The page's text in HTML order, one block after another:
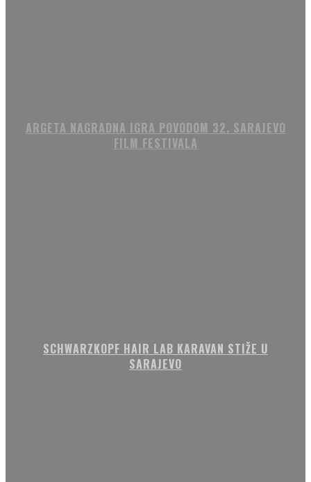
ARGETA NAGRADNA IGRA POVODOM 32. SARAJEVO
FILM FESTIVALA
SCHWARZKOPF HAIR LAB KARAVAN STIŽE U
SARAJEVO